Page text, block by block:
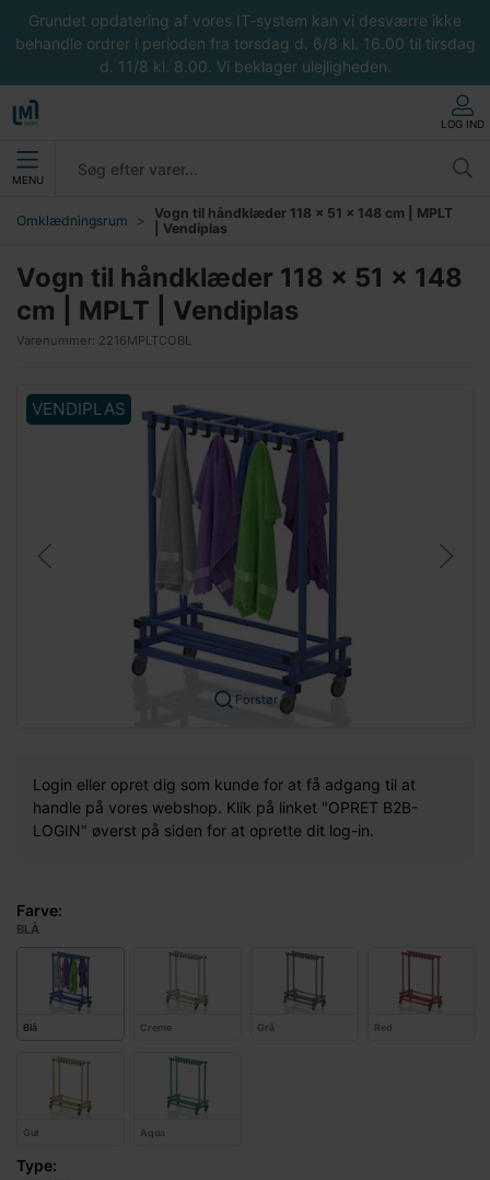
Grundet opdatering af vores IT-system kan vi desværre ikke
behandle ordrer i perioden fra torsdag d. 6/8 kl. 16.00 til tirsdag
d. 11/8 kl. 8.00. Vi beklager ulejligheden.
LOG IND
MENU
Omklædningsrum
Vogn til håndklæder 118 x 51 x 148 cm | MPLT
| Vendiplas
Vogn til håndklæder 118 x 51 x 148
cm | MPLT | Vendiplas
Varenummer: 2216MPLTCOBL
VENDIPLAS
Forstør
Login eller opret dig som kunde for at få adgang til at
handle på vores webshop. Klik på linket "OPRET B2B-
LOGIN" øverst på siden for at oprette dit log-in.
Farve:
BLÅ
Blå Creme Grå Red
Gul Aqua
Type: